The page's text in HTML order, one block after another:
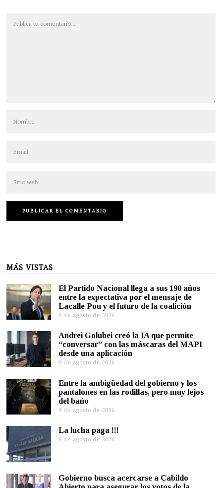
MÁS VISTAS
El Partido Nacional llega a sus 190 años
entre la expectativa por el mensaje de
Lacalle Pou y el futuro de la coalición
9 de agosto de 2026
Andrei Golubei creó la IA que permite
“conversar” con las máscaras del MAPI
desde una aplicación
9 de agosto de 2026
Entre la ambigüedad del gobierno y los
pantalones en las rodillas, pero muy lejos
del baño
9 de agosto de 2026
La lucha paga !!!
9 de agosto de 2026
Gobierno busca acercarse a Cabildo